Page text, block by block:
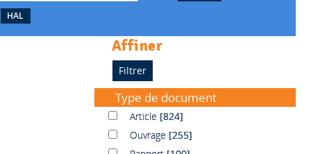
HAL
affiner
Type de document
ArticleArticle [824]
OuvrageOuvrage [255]